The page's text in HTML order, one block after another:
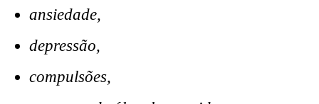
ansiedade,
depressão,
compulsões,